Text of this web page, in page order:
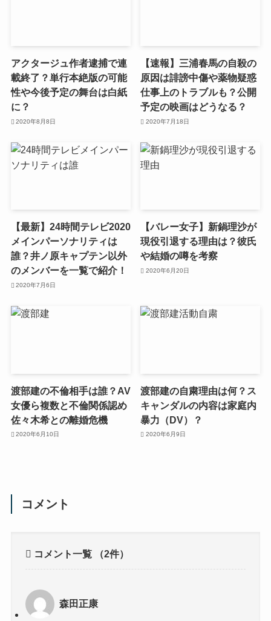
アクタージュ作者逮捕で連
載終了？単行本絶版の可能
性や今後予定の舞台は白紙
に？
2020年8月8日
【速報】三浦春馬の自殺の
原因は誹謗中傷や薬物疑惑
仕事上のトラブルも？公開
予定の映画はどうなる？
2020年7月18日
【最新】24時間テレビ2020
メインパーソナリティは
誰？井ノ原キャプテン以外
のメンバーを一覧で紹介！
2020年7月6日
【バレー女子】新鍋理沙が
現役引退する理由は？彼氏
や結婚の噂を考察
2020年6月20日
渡部建の不倫相手は誰？AV
女優ら複数と不倫関係認め
佐々木希との離婚危機
2020年6月10日
渡部建の自粛理由は何？ス
キャンダルの内容は家庭内
暴力（DV）？
2020年6月9日
コメント
コメント一覧 （2件）
森田正康